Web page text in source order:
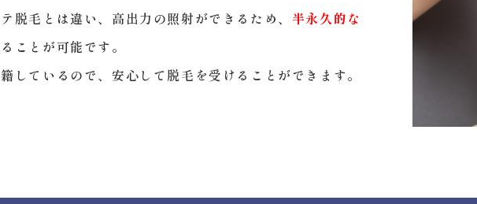
脱毛とは違い、高出力の照射ができるため、 半永久的な
ことが可能です。
しているので、安心して脱毛を受けることができます。